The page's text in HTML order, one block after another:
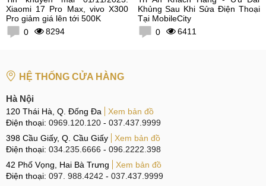
Xiaomi 17 Pro Max, vivo X300
Pro giảm giá lên tới 500K
0
8294
Khủng Sau Khi Sửa Điện Thoại
Tại MobileCity
0
6411
HỆ THỐNG CỬA HÀNG
Hà Nội
120 Thái Hà, Q. Đống Đa
Xem bản đồ
Điện thoại: 0969.120.120 - 037.437.9999
398 Cầu Giấy, Q. Cầu Giấy
Xem bản đồ
Điện thoại: 034.235.6666 - 096.2222.398
42 Phố Vọng, Hai Bà Trưng
Xem bản đồ
Điện thoại: 097. 988.4242 - 037.437.9999